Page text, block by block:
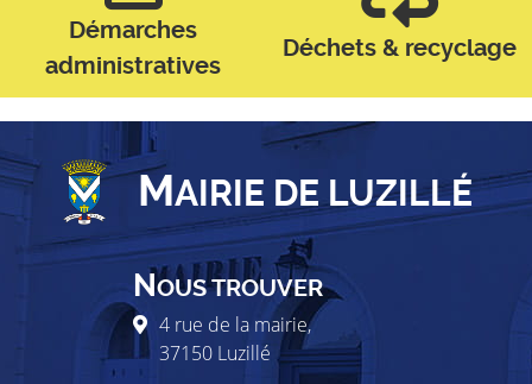
Démarches
administratives
Déchets & recyclage
MAIRIE DE LUZILLÉ
NOUS TROUVER
4 rue de la mairie,
37150 Luzillé